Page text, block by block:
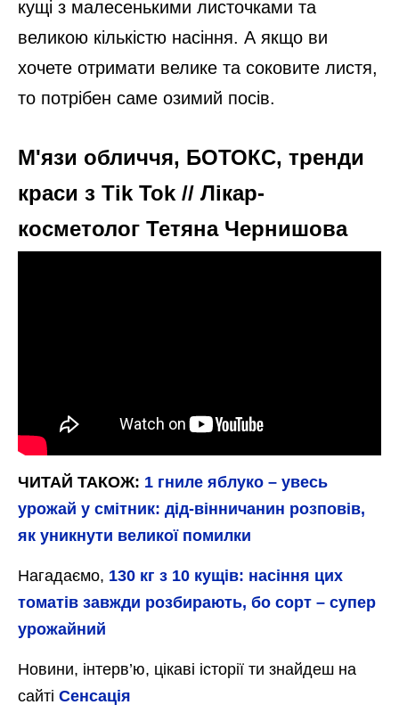
кущі з малесенькими листочками та
великою кількістю насіння. А якщо ви
хочете отримати велике та соковите листя,
то потрібен саме озимий посів.
М'язи обличчя, БОТОКС, тренди
краси з Tik Tok // Лікар-
косметолог Тетяна Чернишова
ЧИТАЙ ТАКОЖ: 1 гниле яблуко – увесь
урожай у смітник: дід-вінничанин розповів,
як уникнути великої помилки
Нагадаємо, 130 кг з 10 кущів: насіння цих
томатів завжди розбирають, бо сорт – супер
урожайний
Новини, інтерв’ю, цікаві історії ти знайдеш на
сайті Сенсація